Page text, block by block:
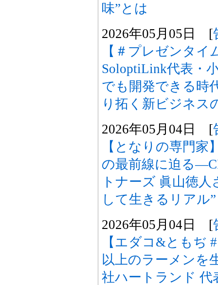
味”とは
2026年05月05日 [
【＃プレゼンタイ
SoloptiLink代表・
でも開発できる時
り拓く新ビジネス
2026年05月04日 [
【となりの専門家
の最前線に迫る
トナーズ 眞山徳
して生きるリアル”
2026年05月04日 [
【エダコ&ともぢ
以上のラーメンを
社ハートランド 代